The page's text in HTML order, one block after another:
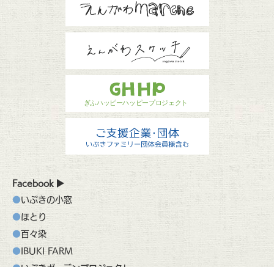
Facebook
いぶきの小窓
ほとり
百々染
IBUKI FARM